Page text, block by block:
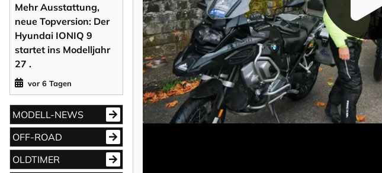
Mehr Ausstattung,
neue Topversion: Der
Hyundai IONIQ 9
startet ins Modelljahr
27 .
vor 6 Tagen
MODELL-NEWS
OFF-ROAD
OLDTIMER